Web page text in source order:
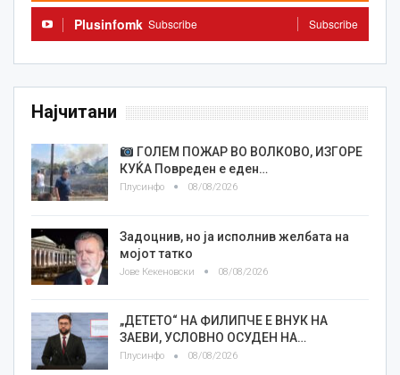
Plusinfomk Subscribe Subscribe
Најчитани
ГОЛЕМ ПОЖАР ВО ВОЛКОВО, ИЗГОРЕ
КУЌА Повреден е еден…
Плусинфо 08/08/2026
Задоцнив, но ја исполнив желбата на
мојот татко
Јове Кекеновски 08/08/2026
„ДЕТЕТО“ НА ФИЛИПЧЕ Е ВНУК НА
ЗАЕВИ, УСЛОВНО ОСУДЕН НА…
Плусинфо 08/08/2026